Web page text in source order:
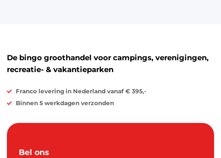
De bingo groothandel voor campings, verenigingen,
recreatie- & vakantieparken
Franco levering in Nederland vanaf € 395,-
Binnen 5 werkdagen verzonden
Bel ons